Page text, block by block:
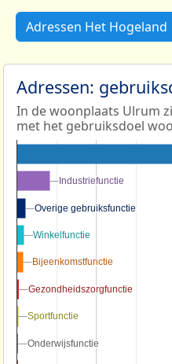
Adressen Het Hogeland
Adressen:
In de woonplaats Ulrum
met het gebruiksdoel
Industriefunctie
Industriefunctie
Overige gebruiksfunctie
Overige gebruiksfunctie
Winkelfunctie
Winkelfunctie
Bijeenkomstfunctie
Bijeenkomstfunctie
Gezondheidszorgfunctie
Gezondheidszorgfunctie
Sportfunctie
Sportfunctie
Onderwijsfunctie
Onderwijsfunctie